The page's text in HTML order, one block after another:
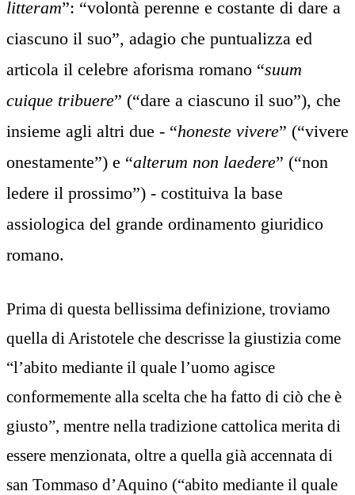
litteram”: “volontà perenne e costante di dare a
ciascuno il suo”, adagio che puntualizza ed
articola il celebre aforisma romano “suum
cuique tribuere” (“dare a ciascuno il suo”), che
insieme agli altri due - “honeste vivere” (“vivere
onestamente”) e “alterum non laedere” (“non
ledere il prossimo”) - costituiva la base
assiologica del grande ordinamento giuridico
romano.
Prima di questa bellissima definizione, troviamo
quella di Aristotele che descrisse la giustizia come
“l’abito mediante il quale l’uomo agisce
conformemente alla scelta che ha fatto di ciò che è
giusto”, mentre nella tradizione cattolica merita di
essere menzionata, oltre a quella già accennata di
san Tommaso d’Aquino (“abito mediante il quale